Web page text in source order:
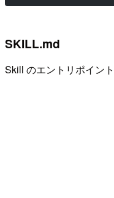
SKILL.md
Skill のエントリポイント